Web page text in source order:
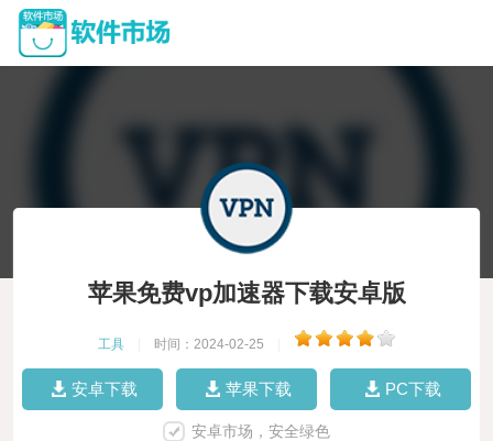
苹果免费vp加速器下载安卓版
工具 时间：2024-02-25
安卓下载 苹果下载 PC下载
安卓市场，安全绿色